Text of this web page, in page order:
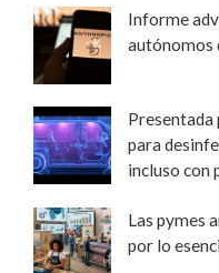
Informe
autónomos
Presentada
para
incluso con
Las pymes
por lo